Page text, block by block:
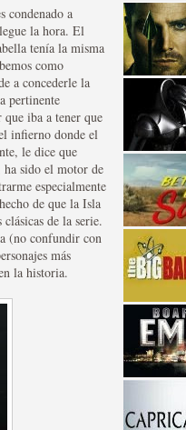
condenado a
la hora. El
tenía la misma
como
a concederle la
pertinente
iba a tener que
infierno donde el
le dice que
ha sido el motor de
especialmente
de que la Isla
de la serie.
(no confundir con
más
la historia.